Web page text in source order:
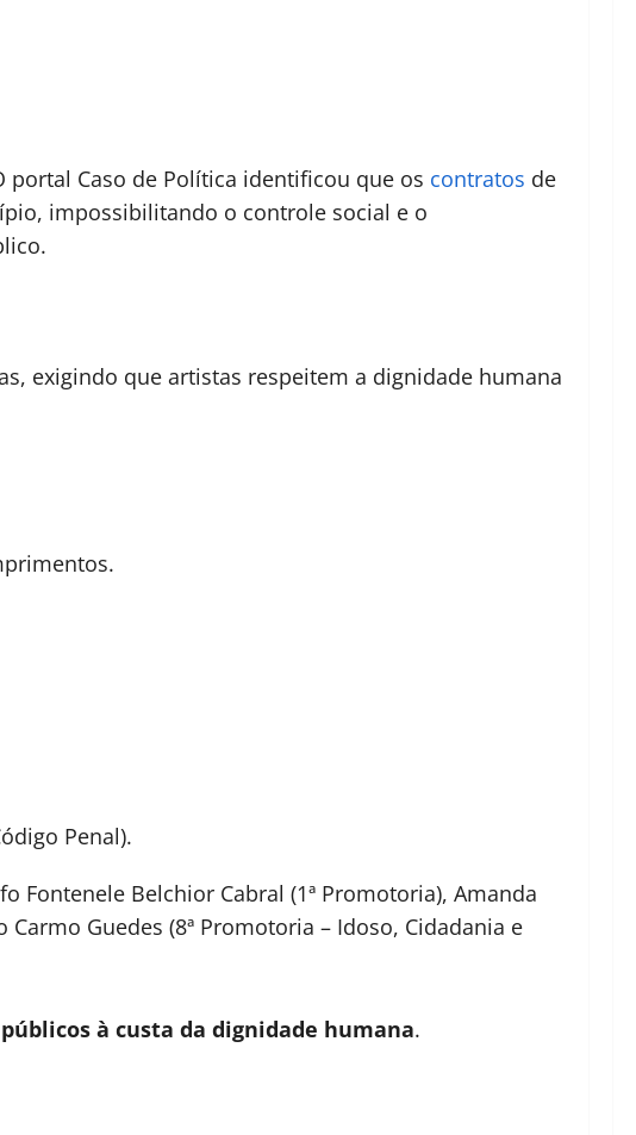
Caso de Política identificou que os contratos de
impossibilitando o controle social e o
exigindo que artistas respeitem a dignidade humana
Penal).
Fontenele Belchior Cabral (1ª Promotoria), Amanda
Guedes (8ª Promotoria – Idoso, Cidadania e
à custa da dignidade humana.